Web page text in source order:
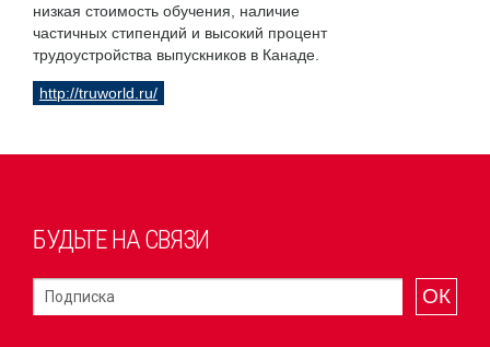
низкая стоимость обучения, наличие
частичных стипендий и высокий процент
трудоустройства выпускников в Канаде.
http://truworld.ru/
БУДЬТЕ НА СВЯЗИ
ОК